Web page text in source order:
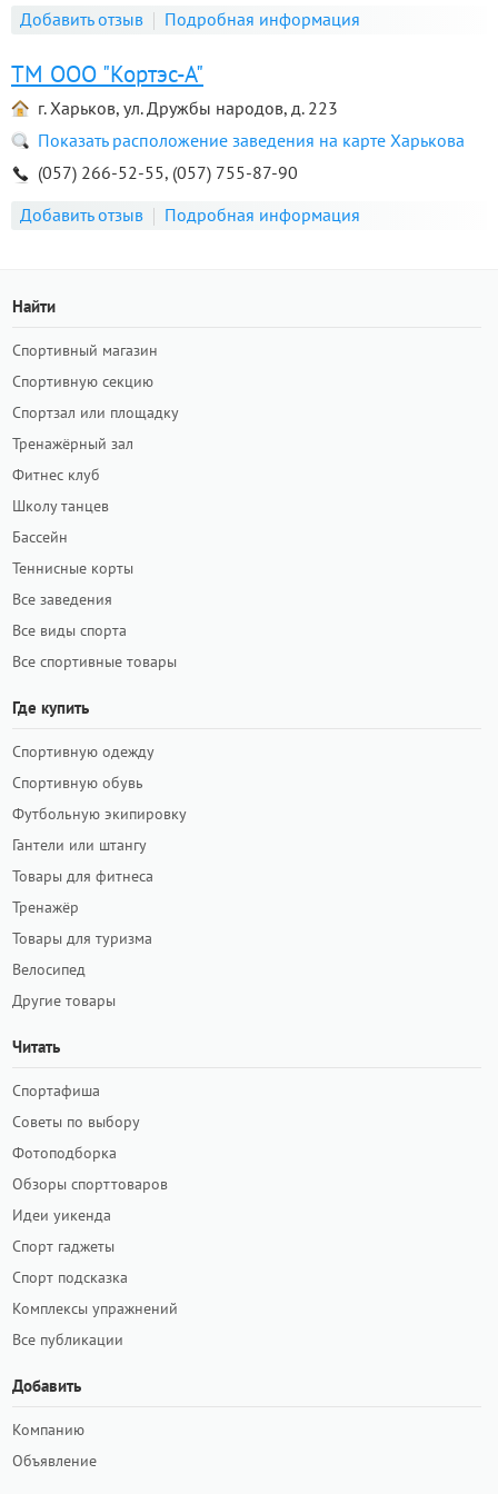
Добавить отзыв
Подробная информация
ТМ ООО "Кортэс-А"
г. Харьков, ул. Дружбы народов, д. 223
Показать расположение заведения на карте Харькова
(057) 266-52-55, (057) 755-87-90
Добавить отзыв
Подробная информация
Найти
Спортивный магазин
Спортивную секцию
Спортзал или площадку
Тренажёрный зал
Фитнес клуб
Школу танцев
Бассейн
Теннисные корты
Все заведения
Все виды спорта
Все спортивные товары
Где купить
Спортивную одежду
Спортивную обувь
Футбольную экипировку
Гантели или штангу
Товары для фитнеса
Тренажёр
Товары для туризма
Велосипед
Другие товары
Читать
Спортафиша
Советы по выбору
Фотоподборка
Обзоры спорттоваров
Идеи уикенда
Спорт гаджеты
Спорт подсказка
Комплексы упражнений
Все публикации
Добавить
Компанию
Объявление